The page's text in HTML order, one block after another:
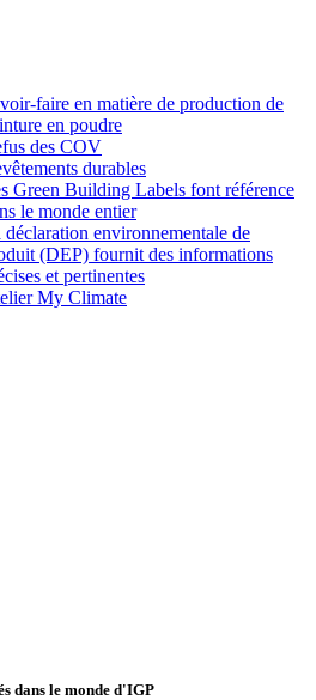
faire en matière de production de
en poudre
des COV
durables
Green Building Labels font référence
le monde entier
déclaration environnementale de
(DEP) fournit des informations
et pertinentes
My Climate
dans le monde d'IGP